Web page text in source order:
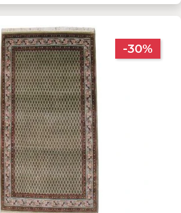
-30%